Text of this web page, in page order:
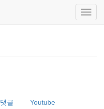
댓글 Youtube